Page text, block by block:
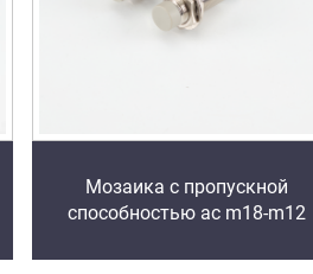
Мозаика с пропускной
способностью ac m18-m12